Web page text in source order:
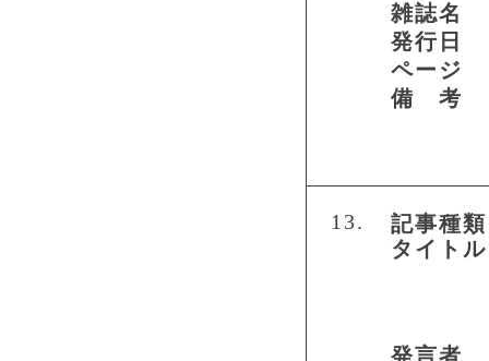
雑誌名
発行日
ページ
備 考
13.
記事種類
タイトル
発言者